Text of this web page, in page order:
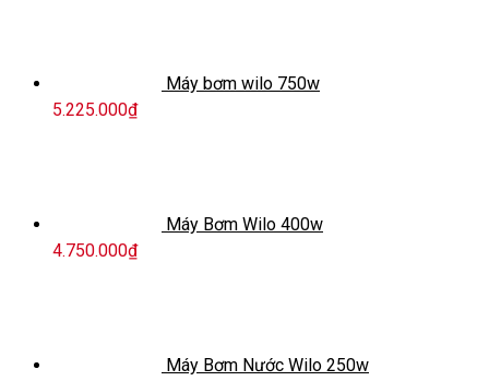
Máy bơm wilo 750w
5.225.000₫
Máy Bơm Wilo 400w
4.750.000₫
Máy Bơm Nước Wilo 250w